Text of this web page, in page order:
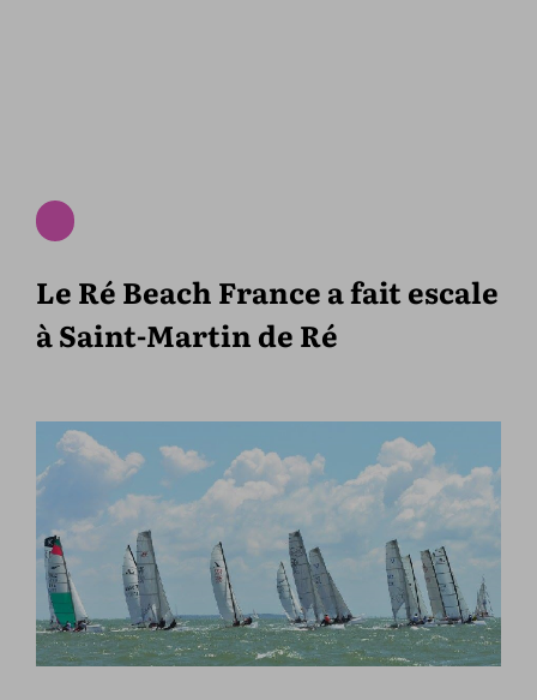
Le Ré Beach France a fait escale
à Saint-Martin de Ré